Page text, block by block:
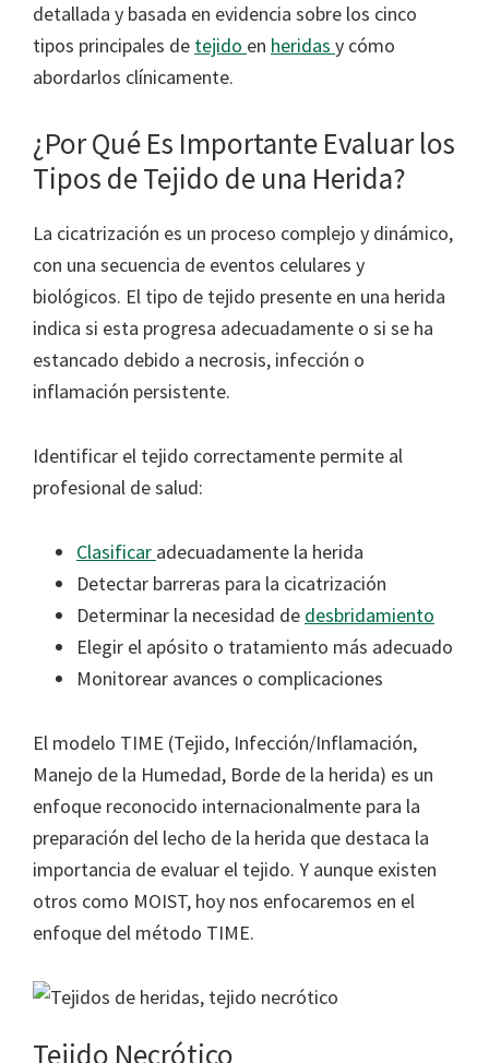
detallada y basada en evidencia sobre los cinco
tipos principales de tejido en heridas y cómo
abordarlos clínicamente.
¿Por Qué Es Importante Evaluar los
Tipos de Tejido de una Herida?
La cicatrización es un proceso complejo y dinámico,
con una secuencia de eventos celulares y
biológicos. El tipo de tejido presente en una herida
indica si esta progresa adecuadamente o si se ha
estancado debido a necrosis, infección o
inflamación persistente.
Identificar el tejido correctamente permite al
profesional de salud:
Clasificar adecuadamente la herida
Detectar barreras para la cicatrización
Determinar la necesidad de desbridamiento
Elegir el apósito o tratamiento más adecuado
Monitorear avances o complicaciones
El modelo TIME (Tejido, Infección/Inflamación,
Manejo de la Humedad, Borde de la herida) es un
enfoque reconocido internacionalmente para la
preparación del lecho de la herida que destaca la
importancia de evaluar el tejido. Y aunque existen
otros como MOIST, hoy nos enfocaremos en el
enfoque del método TIME.
Tejido Necrótico